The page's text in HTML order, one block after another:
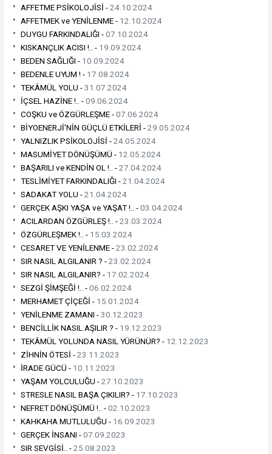
AFFETME PSİKOLOJİSİ -24.10.2024
AFFETMEK ve YENİLENME - 12.10.2024
DUYGU FARKINDALIĞI -07.10.2024
KISKANÇLIK ACISI !.. - 19.09.2024
BEDEN SAĞLIĞI - 10.09.2024
BEDENLE UYUM ! - 17.08.2024
TEKÂMÜL YOLU -31.07.2024
İÇSEL HAZİNE !.. -09.06.2024
COŞKU ve ÖZGÜRLEŞME -07.06.2024
BİYOENERJİ'NİN GÜÇLÜ ETKİLERİ -29.05.2024
YALNIZLIK PSİKOLOJİSİ -24.05.2024
MASUMİYET DÖNÜŞÜMÜ - 12.05.2024
BAŞARILI ve KENDİN OL !.. -27.04.2024
TESLİMİYET FARKINDALIĞI -21.04.2024
SADAKAT YOLU -21.04.2024
GERÇEK AŞKI YAŞA ve YAŞAT !.. -03.04.2024
ACILARDAN ÖZGÜRLEŞ !.. -23.03.2024
ÖZGÜRLEŞMEK !.. - 15.03.2024
CESARET VE YENİLENME -23.02.2024
SIR NASIL ALGILANIR ? -23.02.2024
SIR NASIL ALGILANIR? - 17.02.2024
SEZGİ ŞİMŞEĞİ !.. -06.02.2024
MERHAMET ÇİÇEĞİ - 15.01.2024
YENİLENME ZAMANI -30.12.2023
BENCİLLİK NASIL AŞILIR ? - 19.12.2023
TEKÂMÜL YOLUNDA NASIL YÜRÜNÜR? - 12.12.2023
ZİHNİN ÖTESİ -23.11.2023
İRADE GÜCÜ - 10.11.2023
YAŞAM YOLCULUĞU -27.10.2023
STRESLE NASIL BAŞA ÇIKILIR? - 17.10.2023
NEFRET DÖNÜŞÜMÜ !.. -02.10.2023
KAHKAHA MUTLULUĞU - 16.09.2023
GERÇEK İNSANI -07.09.2023
SIR SEVGİSİ.. -25.08.2023